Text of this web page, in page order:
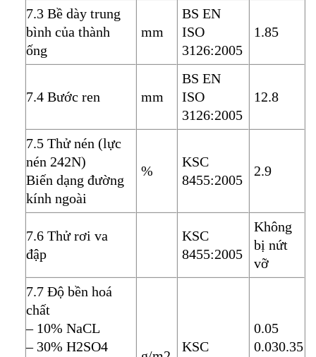
7.3 Bề dày trung
bình của thành
ống
mm
BS EN
ISO
3126:2005
1.85
7.4 Bước ren mm
BS EN
ISO
3126:2005
12.8
7.5 Thử nén (lực
nén 242N)
Biến dạng đường
kính ngoài
%
KSC
8455:2005
2.9
7.6 Thử rơi va
đập
KSC
8455:2005
Không
bị nứt
vỡ
7.7 Độ bền hoá
chất
– 10% NaCL
– 30% H2SO4
KSC
0.05
0.030.35